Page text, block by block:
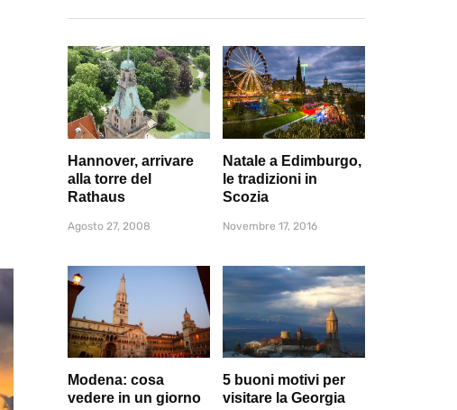
Hannover, arrivare
alla torre del
Rathaus
Agosto 27, 2008
Natale a Edimburgo,
le tradizioni in
Scozia
Novembre 17, 2016
Modena: cosa
vedere in un giorno
5 buoni motivi per
visitare la Georgia